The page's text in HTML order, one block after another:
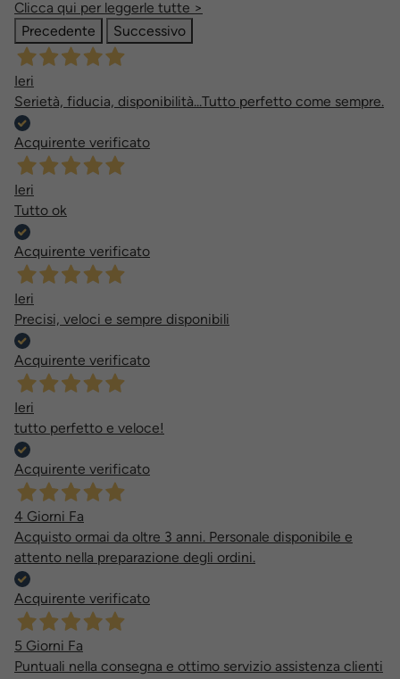
Clicca qui per leggerle tutte >
Precedente
Successivo
Ieri
Serietà, fiducia, disponibilità...Tutto perfetto come sempre.
Acquirente verificato
Ieri
Tutto ok
Acquirente verificato
Ieri
Precisi, veloci e sempre disponibili
Acquirente verificato
Ieri
tutto perfetto e veloce!
Acquirente verificato
4 Giorni Fa
Acquisto ormai da oltre 3 anni. Personale disponibile e
attento nella preparazione degli ordini.
Acquirente verificato
5 Giorni Fa
Puntuali nella consegna e ottimo servizio assistenza clienti